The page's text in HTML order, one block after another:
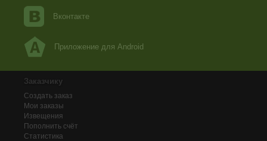
Вконтакте
Приложение для Android
Заказчику
Создать заказ
Мои заказы
Извещения
Пополнить счёт
Статистика